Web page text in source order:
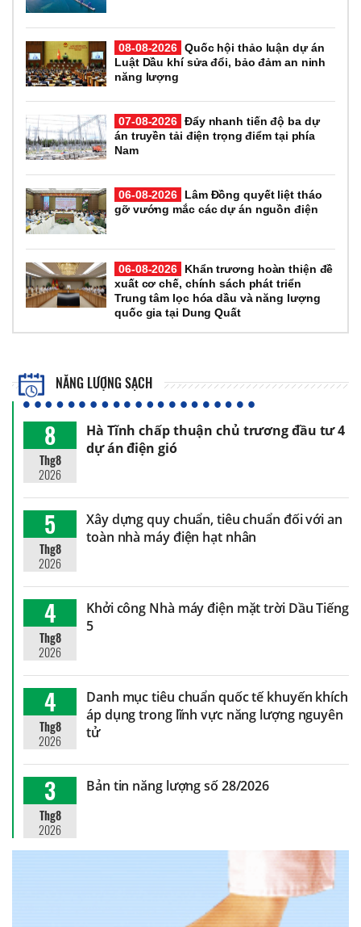
08-08-2026 Quốc hội thảo luận dự án
Luật Dầu khí sửa đổi, bảo đảm an ninh
năng lượng
07-08-2026 Đẩy nhanh tiến độ ba dự
án truyền tải điện trọng điểm tại phía
Nam
06-08-2026
Lâm Đồng quyết liệt tháo
gỡ vướng mắc các dự án nguồn điện
06-08-2026
Khẩn trương hoàn thiện đề
xuất cơ chế, chính sách phát triển
Trung tâm lọc hóa dầu và năng lượng
quốc gia tại Dung Quất
NĂNG LƯỢNG SẠCH
8
Thg8
2026
Hà Tĩnh chấp thuận chủ trương đầu tư 4
dự án điện gió
5
Thg8
2026
Xây dựng quy chuẩn, tiêu chuẩn đối với an
toàn nhà máy điện hạt nhân
4
Thg8
2026
Khởi công Nhà máy điện mặt trời Dầu Tiếng
5
4
Thg8
2026
Danh mục tiêu chuẩn quốc tế khuyến khích
áp dụng trong lĩnh vực năng lượng nguyên
tử
3
Thg8
2026
Bản tin năng lượng số 28/2026